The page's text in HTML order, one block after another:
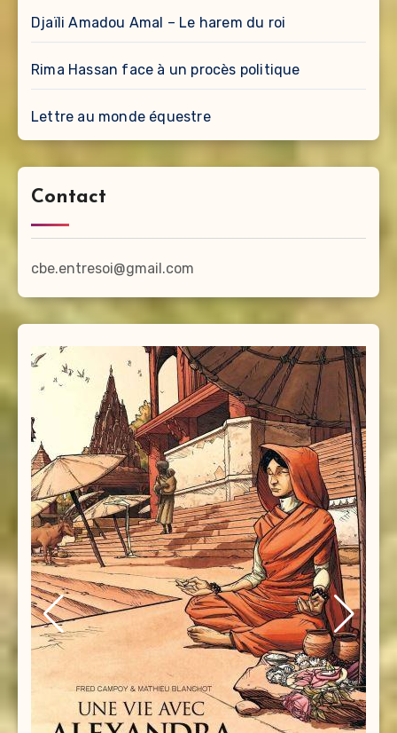
Djaïli Amadou Amal – Le harem du roi
Rima Hassan face à un procès politique
Lettre au monde équestre
Contact
cbe.entresoi@gmail.com